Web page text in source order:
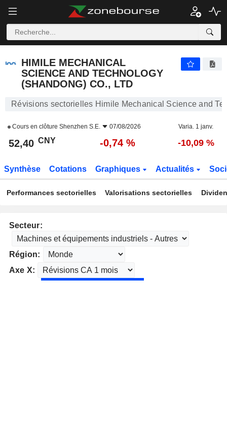
HIMILE MECHANICAL
SCIENCE AND TECHNOLOGY
(SHANDONG) CO., LTD
Révisions sectorielles Himile Mechanical Science and
Cours en clôture Shenzhen S.E. 07/08/2026 Varia. 1 janv.
52,40 CNY -0,74 % -10,09 %
Synthèse Cotations Graphiques Actualités
Performances sectorielles Valorisations sectorielles
Secteur:
Région:
Axe X: